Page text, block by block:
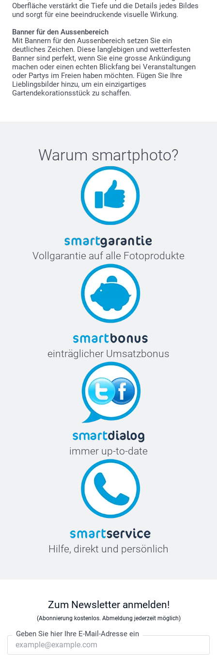
Oberfläche verstärkt die Tiefe und die Details jedes Bildes
und sorgt für eine beeindruckende visuelle Wirkung.
Banner für den Aussenbereich
Mit Bannern für den Aussenbereich setzen Sie ein
deutliches Zeichen. Diese langlebigen und wetterfesten
Banner sind perfekt, wenn Sie eine grosse Ankündigung
machen oder einen echten Blickfang bei Veranstaltungen
oder Partys im Freien haben möchten. Fügen Sie Ihre
Lieblingsbilder hinzu, um ein einzigartiges
Gartendekorationsstück zu schaffen.
Warum smartphoto?
Vollgarantie auf alle Fotoprodukte
einträglicher Umsatzbonus
immer up-to-date
Hilfe, direkt und persönlich
Zum Newsletter anmelden!
(Abonnierung kostenlos. Abmeldung jederzeit möglich)
Geben Sie hier Ihre E-Mail-Adresse ein